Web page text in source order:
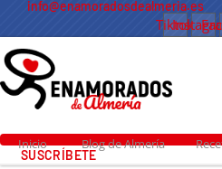
info@enamoradosdealmeria.es
Tiktok
SUSCRÍBETE
Inicio Blog de Almería